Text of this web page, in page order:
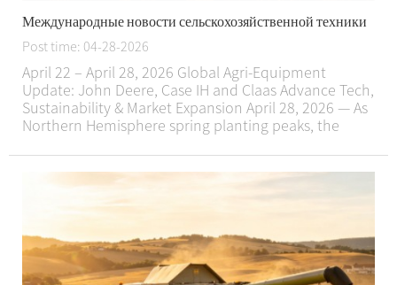
Международные новости сельскохозяйственной техники
Post time: 04-28-2026
April 22 – April 28, 2026 Global Agri-Equipment
Update: John Deere, Case IH and Claas Advance Tech,
Sustainability & Market Expansion April 28, 2026 — As
Northern Hemisphere spring planting peaks, the
activity from John Deere, Case IH and Cl...